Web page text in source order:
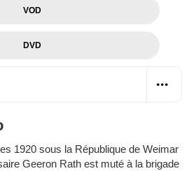
VOD
DVD
1920 sous la République de Weimar
Geeron Rath est muté à la brigade